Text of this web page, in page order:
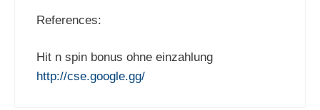
References:
Hit n spin bonus ohne einzahlung
http://cse.google.gg/